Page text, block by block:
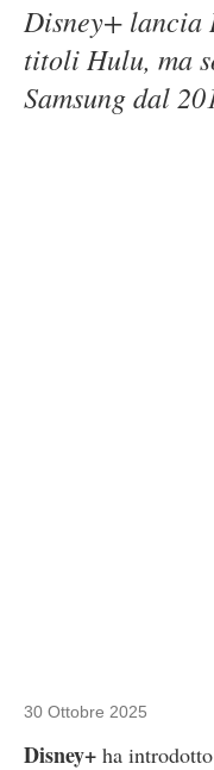
Disney+ lancia
titoli Hulu, ma
Samsung dal
30 Ottobre 2025
Disney+ ha